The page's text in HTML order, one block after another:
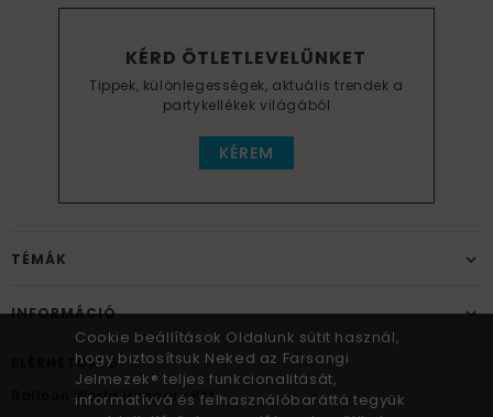
KÉRD ÖTLETLEVELÜNKET
Tippek, különlegességek, aktuális trendek a
partykellékek világából
KÉREM
TÉMÁK
INFORMÁCIÓ
ELÉRHETŐSÉG
Balloon World Hungary Kft.
Cookie beállítások Oldalunk sütit használ,
hogy biztosítsuk Neked az Farsangi
Jelmezek® teljes funkcionalitását,
informatívvá és felhasználóbaráttá tegyük